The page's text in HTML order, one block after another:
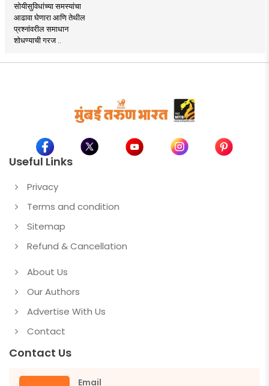
सोयीसुविधांच्या समस्यांचा
आढावा घेणारा आणि तेथील
प्रश्नांवरील समाधान
शोधण्याची गरज ..
Useful Links
Privacy
Terms and condition
Sitemap
Refund & Cancellation
About Us
Our Authors
Advertise With Us
Contact
Contact Us
Email